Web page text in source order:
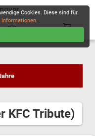
KFC Tribute)
Cookies. Diese sind für
Informationen.